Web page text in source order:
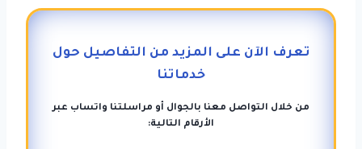
تعرف الآن على المزيد من التفاصيل حول
خدماتنا
من خلال التواصل معنا بالجوال أو مراسلتنا واتساب عبر
الأرقام التالية: